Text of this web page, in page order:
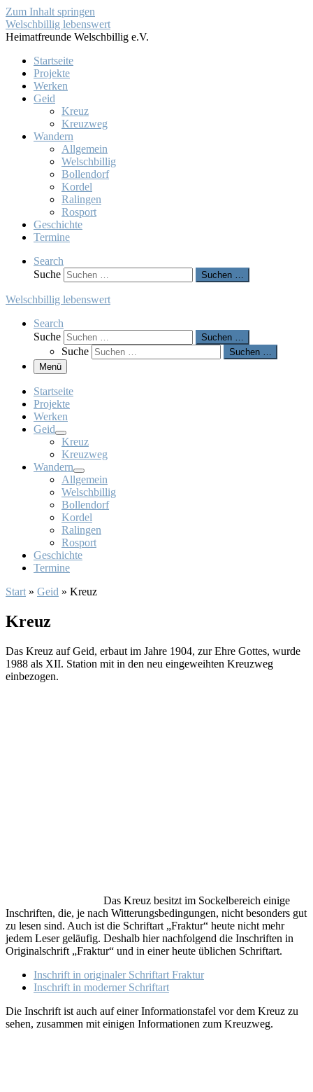
Zum Inhalt springen
Welschbillig lebenswert
Heimatfreunde Welschbillig e.V.
Startseite
Projekte
Werken
Geid
Kreuz
Kreuzweg
Wandern
Allgemein
Welschbillig
Bollendorf
Kordel
Ralingen
Rosport
Geschichte
Termine
Search
Suche
Suchen …
Welschbillig lebenswert
Search
Suche
Suchen …
Suche
Suchen …
Menü
Startseite
Projekte
Werken
Geid
Kreuz
Kreuzweg
Wandern
Allgemein
Welschbillig
Bollendorf
Kordel
Ralingen
Rosport
Geschichte
Termine
Start » Geid » Kreuz
Kreuz
Das Kreuz auf Geid, erbaut im Jahre 1904, zur Ehre Gottes, wurde
1988 als XII. Station mit in den neu eingeweihten Kreuzweg
einbezogen.
Das Kreuz besitzt im Sockelbereich einige
Inschriften, die, je nach Witterungsbedingungen, nicht besonders gut
zu lesen sind. Auch ist die Schriftart „Fraktur“ heute nicht mehr
jedem Leser geläufig. Deshalb hier nachfolgend die Inschriften in
Originalschrift „Fraktur“ und in einer heute üblichen Schriftart.
Inschrift in originaler Schriftart Fraktur
Inschrift in moderner Schriftart
Die Inschrift ist auch auf einer Informationstafel vor dem Kreuz zu
sehen, zusammen mit einigen Informationen zum Kreuzweg.